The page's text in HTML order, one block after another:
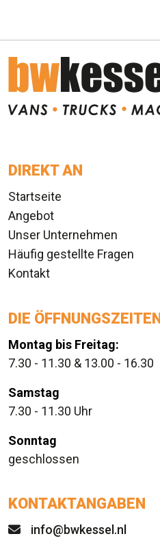
DIREKT AN
Startseite
Angebot
Unser Unternehmen
Häufig gestellte Fragen
Kontakt
DIE ÖFFNUNGSZEITEN
Montag bis Freitag:
7.30 - 11.30 & 13.00 - 16.30
Samstag
7.30 - 11.30 Uhr
Sonntag
geschlossen
KONTAKTANGABEN
info@bwkessel.nl